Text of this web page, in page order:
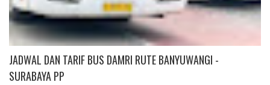
JADWAL DAN TARIF BUS DAMRI RUTE BANYUWANGI -
SURABAYA PP